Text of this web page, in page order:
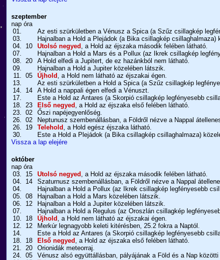
szeptember
nap óra
01.
Az esti szürkületben a Vénusz a Spica (a Szűz csillagkép
03.
Hajnalban a Hold a Plejádok (a Bika csillagkép csillaghalmaza)
04.
10 Utolsó negyed , a Hold az éjszaka második felében látható.
07.
Hajnalban a Hold a Mars és a Pollux (az Ikrek csillagkép
08.
20
A Hold elfedi a Jupitert, de ez hazánkból nem látható.
09.
Hajnalban a Hold a Jupiter közelében látszik.
11.
05 Újhold , a Hold nem látható az éjszakai égen.
13.
Az esti szürkületben a Hold a Spica (a Szűz csillagkép
14.
14
A Hold a nappali égen elfedi a Vénuszt.
17.
Este a Hold az Antares (a Skorpió csillagkép legfényesebb
18.
23 Első negyed , a Hold az éjszaka első felében látható.
23.
02
Őszi napéjegyenlőség.
26.
02
Neptunusz szembenállásban, a Földről nézve a Nappal
26.
19 Telehold , a Hold egész éjszaka látható.
30.
Este a Hold a Plejádok (a Bika csillagkép csillaghalmaza)
Vissza a lap elejére
október
nap óra
03.
15 Utolsó negyed , a Hold az éjszaka második felében látható.
04.
14
Szaturnusz szembenállásban, a Földről nézve a Nappal
04.
Hajnalban a Hold a Pollux (az Ikrek csillagkép legfényesebb
05.
08
Hajnalban a Hold a Mars közelében látszik.
06.
12
Hajnalban a Hold a Jupiter közelében látszik.
07.
Hajnalban a Hold a Regulus (az Oroszlán csillagkép
10.
18 Újhold , a Hold nem látható az éjszakai égen.
12.
12
Merkúr legnagyobb keleti kitérésben, 25.2 fokra a Naptól.
14.
Este a Hold az Antares (a Skorpió csillagkép legfényesebb
18.
18 Első negyed , a Hold az éjszaka első felében látható.
21.
20
Orionidák meteorraj.
24.
05
Vénusz alsó együttállásban, pályájának a Föld és a Nap